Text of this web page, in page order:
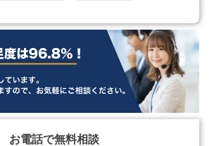
お電話で無料相談